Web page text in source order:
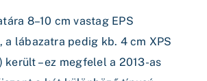
8–10 cm vastag EPS
a lábazatra pedig kb. 4 cm XPS
került – ez megfelel a 2013-as